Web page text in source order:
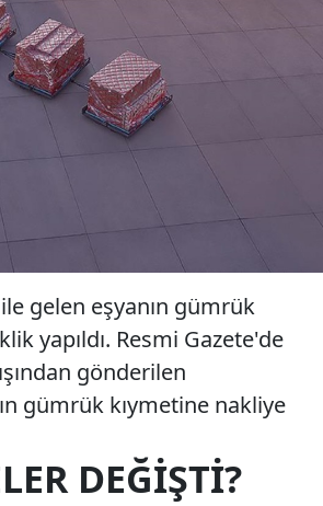
ile gelen eşyanın gümrük
yapıldı. Resmi Gazete'de
gönderilen
gümrük kıymetine nakliye
DEĞIŞTI?